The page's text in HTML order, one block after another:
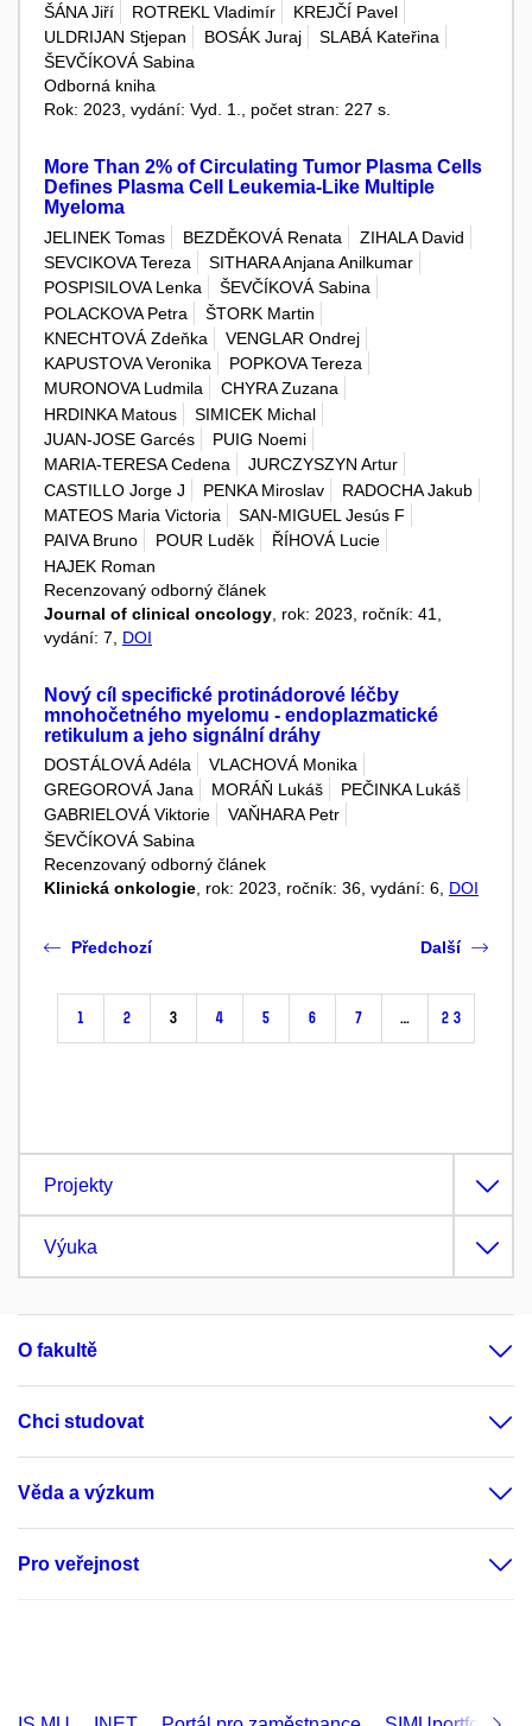
ŠÁNA Jiří
ROTREKL Vladimír
KREJČÍ Pavel
ULDRIJAN Stjepan
BOSÁK Juraj
SLABÁ Kateřina
ŠEVČÍKOVÁ Sabina
Odborná kniha
Rok: 2023, vydání: Vyd. 1., počet stran: 227 s.
More Than 2% of Circulating Tumor Plasma Cells
Defines Plasma Cell Leukemia-Like Multiple
Myeloma
JELINEK Tomas BEZDĚKOVÁ Renata
ZIHALA David
SEVCIKOVA Tereza
SITHARA Anjana Anilkumar
POSPISILOVA Lenka
ŠEVČÍKOVÁ Sabina
POLACKOVA Petra
ŠTORK Martin
KNECHTOVÁ Zdeňka
VENGLAR Ondrej
KAPUSTOVA Veronika
POPKOVA Tereza
MURONOVA Ludmila
CHYRA Zuzana
HRDINKA Matous
SIMICEK Michal
JUAN-JOSE Garcés
PUIG Noemi
MARIA-TERESA Cedena
JURCZYSZYN Artur
CASTILLO Jorge J
PENKA Miroslav
RADOCHA Jakub
MATEOS Maria Victoria
SAN-MIGUEL Jesús F
PAIVA Bruno
POUR Luděk
ŘÍHOVÁ Lucie
HAJEK Roman
Recenzovaný odborný článek
Journal of clinical oncology , rok: 2023, ročník: 41,
vydání: 7, DOI
Nový cíl specifické protinádorové léčby
mnohočetného myelomu - endoplazmatické
retikulum a jeho signální dráhy
DOSTÁLOVÁ Adéla
VLACHOVÁ Monika
GREGOROVÁ Jana
MORÁŇ Lukáš
PEČINKA Lukáš
GABRIELOVÁ Viktorie
VAŇHARA Petr
ŠEVČÍKOVÁ Sabina
Recenzovaný odborný článek
Klinická onkologie , rok: 2023, ročník: 36, vydání: 6, DOI
Předchozí
1 2 3 4 5 6 7 … 23
Další
Projekty
Výuka
O fakultě
Chci studovat
Věda a výzkum
Pro veřejnost